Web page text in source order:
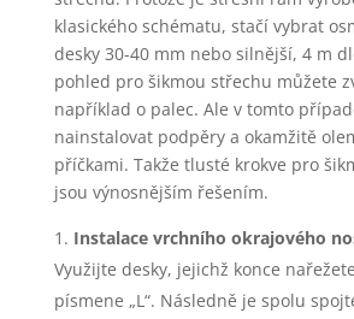
klasického schématu, stačí vybrat
desky 30-40 mm nebo silnější, 4 m
pohled pro šikmou střechu můžete
například o palec. Ale v tomto
nainstalovat podpěry a okamžitě
příčkami. Takže tlusté krokve pro
jsou výnosnějším řešením.
Instalace vrchního okrajového
Využijte desky, jejichž konce
písmene „L“. Následně je spolu